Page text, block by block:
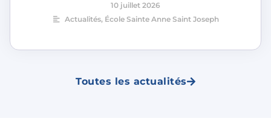
10 juillet 2026
Actualités, École Sainte Anne Saint Joseph
Toutes les actualités